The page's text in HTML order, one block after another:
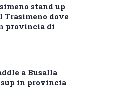
stand up
Trasimeno dove
provincia di
a Busalla
sup in provincia